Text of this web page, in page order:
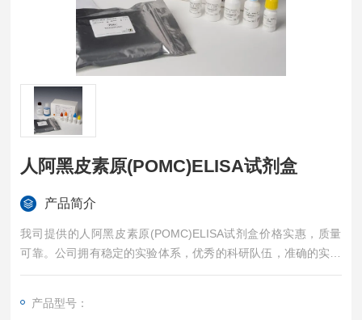
人阿黑皮素原(POMC)ELISA试剂盒
产品简介
我司提供的人阿黑皮素原(POMC)ELISA试剂盒价格实惠，质量
可靠。公司拥有稳定的实验体系，优秀的科研队伍，准确的实验
结果，是您值得信赖的合作伙伴，凡购买我司的试剂盒产品都可
产品型号：